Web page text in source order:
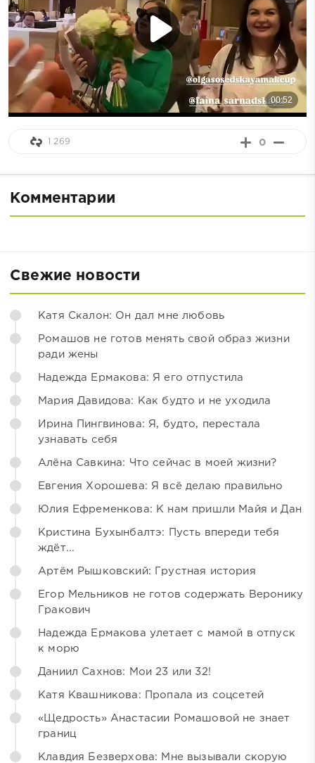
0
1 269
Комментарии
Свежие новости
Катя Скалон: Он дал мне любовь
Ромашов не готов менять свой образ жизни
ради жены
Надежда Ермакова: Я его отпустила
Мария Давидова: Как будто и не уходила
Ирина Пингвинова: Я, будто, перестала
узнавать себя
Алёна Савкина: Что сейчас в моей жизни?
Евгения Хорошева: Я всё делаю правильно
Юлия Ефременкова: К нам пришли Майя и Дан
Кристина Бухынбалтэ: Пусть впереди тебя
ждёт...
Артём Рышковский: Грустная история
Егор Мельников не готов содержать Веронику
Гракович
Надежда Ермакова улетает с мамой в отпуск
к морю
Даниил Сахнов: Мои 23 или 32!
Катя Квашникова: Пропала из соцсетей
«Щедрость» Анастасии Ромашовой не знает
границ
Клавдия Безверхова: Мне вызывали скорую